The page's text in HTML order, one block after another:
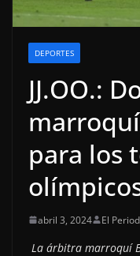
DEPORTES
JJ.OO.:
para los
abril 3, 2024 El
La árbitra marroquí